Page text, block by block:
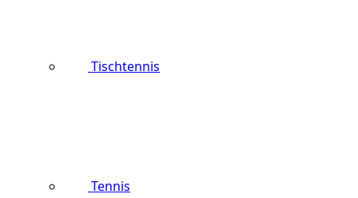
Tischtennis
Tennis